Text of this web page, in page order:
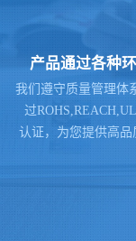
产品通过各种
我们遵守质量管理体
过
认证，为您提供高品